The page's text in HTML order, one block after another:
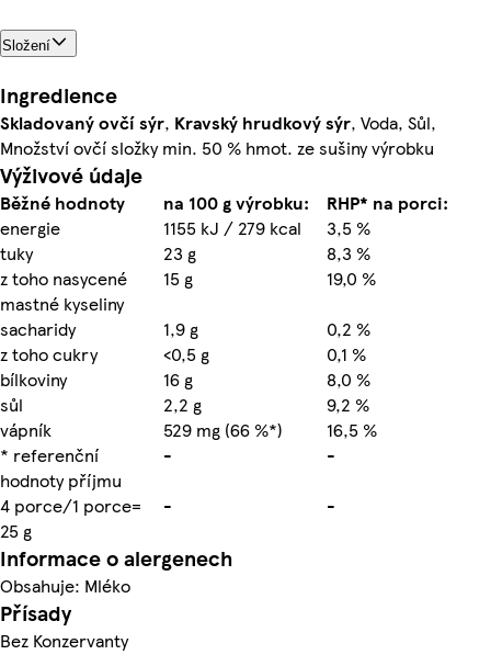
Složení
Ingredience
Skladovaný ovčí sýr, Kravský hrudkový sýr, Voda, Sůl,
Množství ovčí složky min. 50 % hmot. ze sušiny výrobku
Výživové údaje
Běžné hodnoty na 100 g výrobku:
RHP* na porci:
energie
1155 kJ / 279 kcal
3,5 %
tuky
23 g
8,3 %
z toho nasycené
mastné kyseliny
15 g
19,0 %
sacharidy
1,9 g
0,2 %
z toho cukry
<0,5 g
0,1 %
bílkoviny
16 g
8,0 %
sůl
2,2 g
9,2 %
vápník
529 mg (66 %*)
16,5 %
* referenční
hodnoty příjmu
-
-
4 porce/1 porce=
25 g
- -
Informace o alergenech
Obsahuje: Mléko
Přísady
Bez Konzervanty